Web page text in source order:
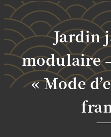
Jardin
modulaire
« Mode